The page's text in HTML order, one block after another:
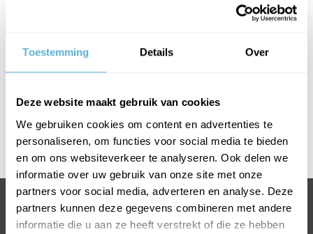
Toestemming Details Over
Deze website maakt gebruik van cookies
We gebruiken cookies om content en advertenties te
personaliseren, om functies voor social media te bieden
en om ons websiteverkeer te analyseren. Ook delen we
informatie over uw gebruik van onze site met onze
partners voor social media, adverteren en analyse. Deze
partners kunnen deze gegevens combineren met andere
informatie die u aan ze heeft verstrekt of die ze hebben
PRODUCTOMSCHRIJVING
Afmetingen T-greep
Rvs gepolijst
BEL +31318763900